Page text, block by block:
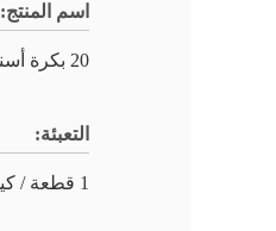
اسم المنتج:
20 بكرة أسنان
التعبئة:
1 قطعة / كيس بلاستيكي